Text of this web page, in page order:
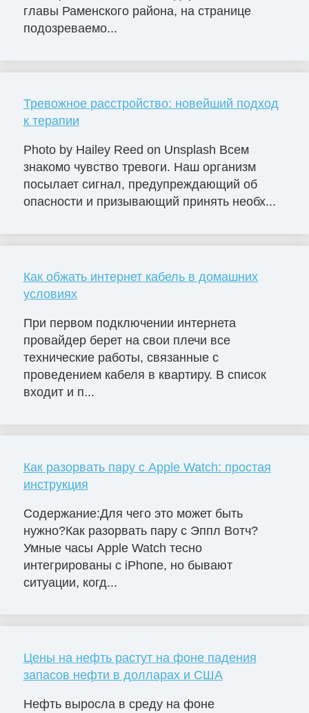
главы Раменского района, на странице
подозреваемо...
Тревожное расстройство: новейший подход
к терапии
Photo by Hailey Reed on Unsplash Всем
знакомо чувство тревоги. Наш организм
посылает сигнал, предупреждающий об
опасности и призывающий принять необх...
Как обжать интернет кабель в домашних
условиях
При первом подключении интернета
провайдер берет на свои плечи все
технические работы, связанные с
проведением кабеля в квартиру. В список
входит и п...
Как разорвать пару с Apple Watch: простая
инструкция
Содержание:Для чего это может быть
нужно?Как разорвать пару с Эппл Вотч?
Умные часы Apple Watch тесно
интегрированы с iPhone, но бывают
ситуации, когд...
Цены на нефть растут на фоне падения
запасов нефти в долларах и США
Нефть выросла в среду на фоне